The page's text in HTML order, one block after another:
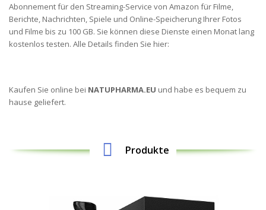
Abonnement für den Streaming-Service von Amazon für Filme,
Berichte, Nachrichten, Spiele und Online-Speicherung Ihrer Fotos
und Filme bis zu 100 GB. Sie können diese Dienste einen Monat lang
kostenlos testen. Alle Details finden Sie hier:
Kaufen Sie online bei NATUPHARMA.EU und habe es bequem zu
hause geliefert.
Produkte